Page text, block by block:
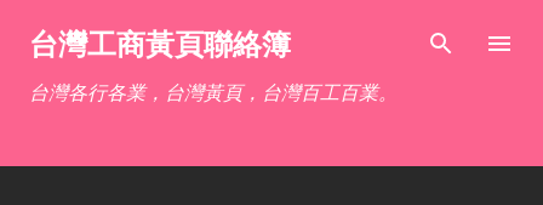
跳到主要內容
台灣工商黃頁聯絡簿
台灣各行各業，台灣黃頁，台灣百工百業。